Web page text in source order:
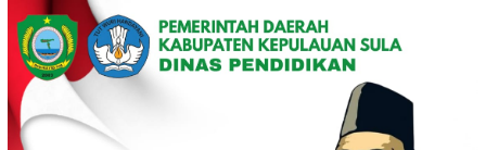
Loncat
konten